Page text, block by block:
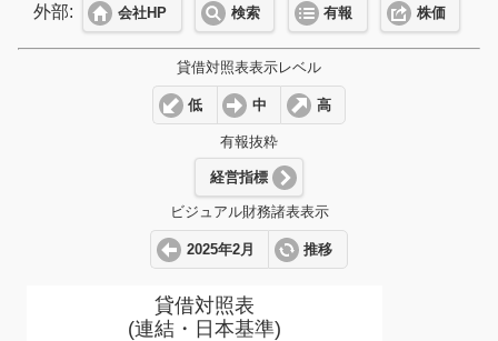
外部: 会社HP 検索 有報 株価
貸借対照表表示レベル
低 中 高
有報抜粋
経営指標
ビジュアル財務諸表表示
2025年2月 推移
貸借対照表
(連結・日本基準)